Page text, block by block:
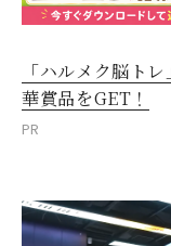
「ハルメク脳ト
華賞品をGET！
PR